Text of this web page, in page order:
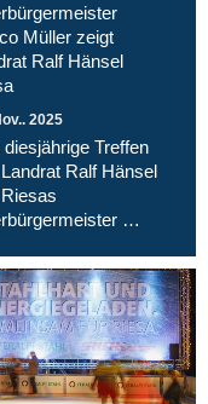
Müller zeigt
Ralf Hänsel
2025
diesjährige Treffen
Ralf Hänsel
…